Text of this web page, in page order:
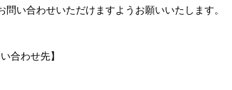
い合わせいただけますようお願いいたします。
合わせ先】